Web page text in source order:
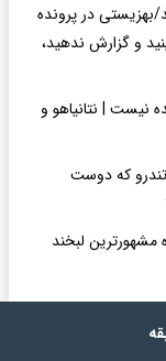
بهزیستی در پرونده
و گزارش ندهید،
نیست | نتانیاهو و
تندرو که دوست
مشهورترین لبخند